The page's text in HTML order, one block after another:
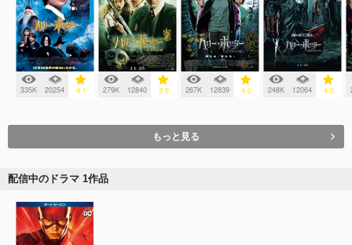
335K 20254 4.1 279K 12840 3.9 267K 12839 4.0 248K 12064 4.0
もっと見る
配信中のドラマ 1作品